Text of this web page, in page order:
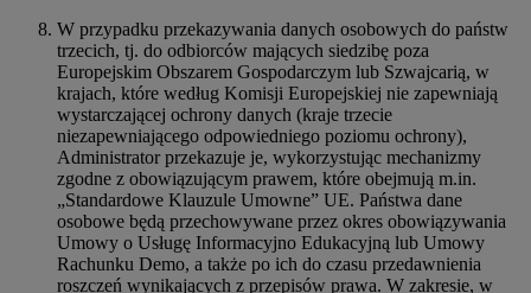
W przypadku przekazywania danych osobowych do państw
trzecich, tj. do odbiorców mających siedzibę poza
Europejskim Obszarem Gospodarczym lub Szwajcarią, w
krajach, które według Komisji Europejskiej nie zapewniają
wystarczającej ochrony danych (kraje trzecie
niezapewniającego odpowiedniego poziomu ochrony),
Administrator przekazuje je, wykorzystując mechanizmy
zgodne z obowiązującym prawem, które obejmują m.in.
„Standardowe Klauzule Umowne” UE. Państwa dane
osobowe będą przechowywane przez okres obowiązywania
Umowy o Usługę Informacyjno Edukacyjną lub Umowy
Rachunku Demo, a także po ich do czasu przedawnienia
roszczeń wynikających z przepisów prawa. W zakresie, w